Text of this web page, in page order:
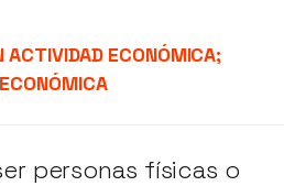
ACTIVIDAD ECONÓMICA;
personas físicas o